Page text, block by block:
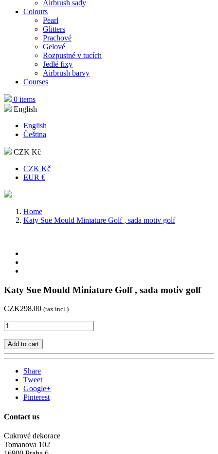
Airbrush sady
Colours
Pearl
Glitters
Prachové
Gelové
Rozpustné v tucích
Jedlé fixy
Airbrush barvy
Courses
0 items
English
English
Čeština
CZK Kč
CZK Kč
EUR €
Home
Katy Sue Mould Miniature Golf , sada motiv golf
Katy Sue Mould Miniature Golf , sada motiv golf
CZK298.00 (tax incl.)
Add to cart
Share
Tweet
Google+
Pinterest
Contact us
Cukrové dekorace
Tomanova 102